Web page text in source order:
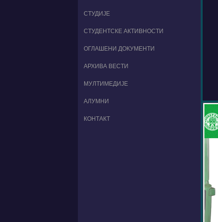
СТУДИЈЕ
СТУДЕНТСКЕ АКТИВНОСТИ
ОГЛАШЕНИ ДОКУМЕНТИ
АРХИВА ВЕСТИ
МУЛТИМЕДИЈЕ
АЛУМНИ
КОНТАКТ